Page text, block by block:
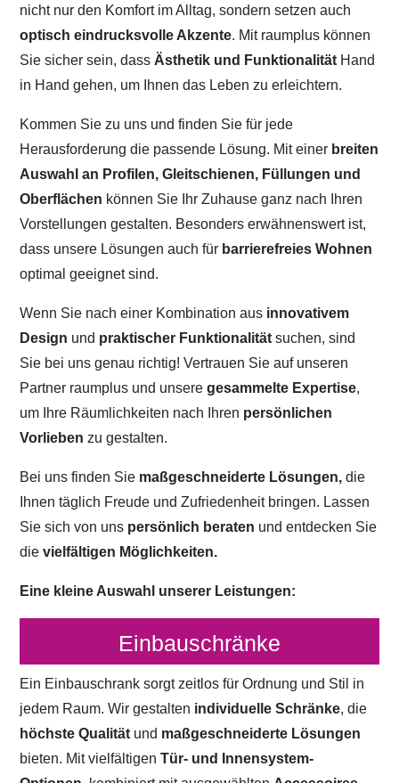
nicht nur den Komfort im Alltag, sondern setzen auch
optisch eindrucksvolle Akzente. Mit raumplus können
Sie sicher sein, dass Ästhetik und Funktionalität Hand
in Hand gehen, um Ihnen das Leben zu erleichtern.
Kommen Sie zu uns und finden Sie für jede
Herausforderung die passende Lösung. Mit einer breiten
Auswahl an Profilen, Gleitschienen, Füllungen und
Oberflächen können Sie Ihr Zuhause ganz nach Ihren
Vorstellungen gestalten. Besonders erwähnenswert ist,
dass unsere Lösungen auch für barrierefreies Wohnen
optimal geeignet sind.
Wenn Sie nach einer Kombination aus innovativem
Design und praktischer Funktionalitätsuchen, sind
Sie bei uns genau richtig! Vertrauen Sie auf unseren
Partner raumplus und unseregesammelte Expertise,
um Ihre Räumlichkeiten nach Ihren persönlichen
Vorliebenzu gestalten.
Bei uns finden Sie maßgeschneiderte Lösungen, die
Ihnen täglich Freude und Zufriedenheit bringen. Lassen
Sie sich von uns persönlich beraten und entdecken Sie
dievielfältigen Möglichkeiten.
Eine kleine Auswahl unserer Leistungen:
Einbauschränke
Ein Einbauschrank sorgt zeitlos für Ordnung und Stil in
jedem Raum. Wir gestalten individuelle Schränke, die
höchste Qualität und maßgeschneiderte Lösungen
bieten. Mit vielfältigenTür- und Innensystem-